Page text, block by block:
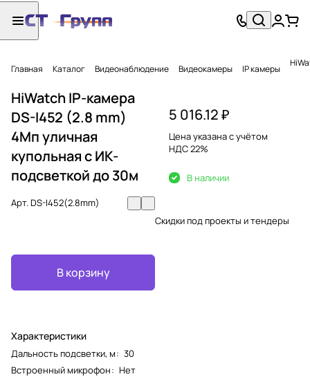
Главная Каталог Видеонаблюдение Видеокамеры IP камеры
HiWatch IP-камера
DS-I452 (2.8 mm)
4Мп уличная
купольная с ИК-
подсветкой до 30м
Арт.DS-I452(2.8mm)
В корзину
Характеристики
Дальность подсветки, м: 30
Встроенный микрофон: Нет
5 016.12 ₽
Цена указана с учётом
НДС 22%
В наличии
Скидки под проекты и тендеры